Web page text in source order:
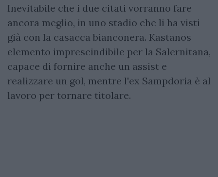
Inevitabile che i due citati vorranno fare
ancora meglio, in uno stadio che li ha visti
già con la casacca bianconera. Kastanos
elemento imprescindibile per la Salernitana,
capace di fornire anche un assist e
realizzare un gol, mentre l'ex Sampdoria è al
lavoro per tornare titolare.